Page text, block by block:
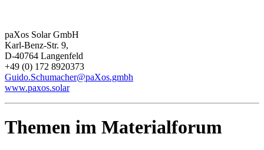
paXos Solar GmbH
Karl-Benz-Str. 9,
D-40764 Langenfeld
+49 (0) 172 8920373
Guido.Schumacher@paXos.gmbh
www.paxos.solar
Themen im Materialforum